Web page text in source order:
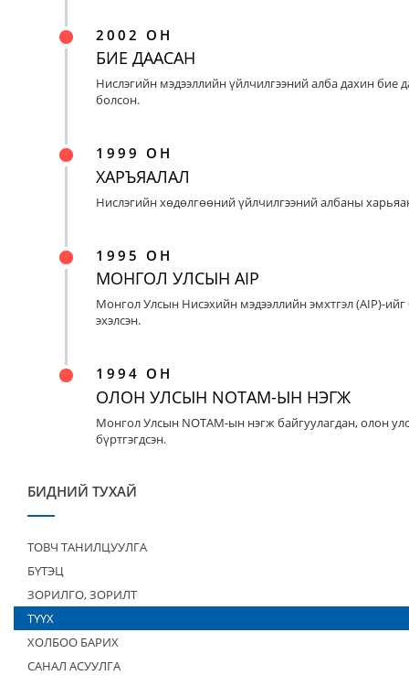
2002 ОН
БИЕ ДААСАН
Нислэгийн мэдээллийн үйлчилгээний алба дахин бие
болсон.
1999 ОН
ХАРЪЯАЛАЛ
Нислэгийн хөдөлгөөний үйлчилгээний албаны
1995 ОН
МОНГОЛ УЛСЫН AIP
Монгол Улсын Нисэхийн мэдээллийн эмхтгэл (AIP)-
эхэлсэн.
1994 ОН
ОЛОН УЛСЫН NOTAM-ЫН НЭГЖ
Монгол Улсын NOTAM-ын нэгж байгуулагдан, олон
бүртгэгдсэн.
БИДНИЙ ТУХАЙ
ТОВЧ ТАНИЛЦУУЛГА
БҮТЭЦ
ЗОРИЛГО, ЗОРИЛТ
ТҮҮХ
ХОЛБОО БАРИХ
САНАЛ АСУУЛГА